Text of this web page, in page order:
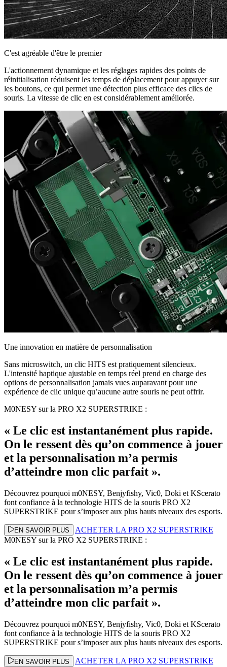
C'est agréable d'être le premier
L'actionnement dynamique et les réglages rapides des points de
réinitialisation réduisent les temps de déplacement pour appuyer sur
les boutons, ce qui permet une détection plus efficace des clics de
souris. La vitesse de clic en est considérablement améliorée.
Une innovation en matière de personnalisation
Sans microswitch, un clic HITS est pratiquement silencieux.
L'intensité haptique ajustable en temps réel prend en charge des
options de personnalisation jamais vues auparavant pour une
expérience de clic unique qu’aucune autre souris ne peut offrir.
M0NESY sur la PRO X2 SUPERSTRIKE :
« Le clic est instantanément plus rapide.
On le ressent dès qu’on commence à jouer
et la personnalisation m’a permis
d’atteindre mon clic parfait ».
Découvrez pourquoi m0NESY, Benjyfishy, Vic0, Doki et KScerato
font confiance à la technologie HITS de la souris PRO X2
SUPERSTRIKE pour s’imposer aux plus hauts niveaux des esports.
EN SAVOIR PLUS
ACHETER LA PRO X2 SUPERSTRIKE
M0NESY sur la PRO X2 SUPERSTRIKE :
« Le clic est instantanément plus rapide.
On le ressent dès qu’on commence à jouer
et la personnalisation m’a permis
d’atteindre mon clic parfait ».
Découvrez pourquoi m0NESY, Benjyfishy, Vic0, Doki et KScerato
font confiance à la technologie HITS de la souris PRO X2
SUPERSTRIKE pour s’imposer aux plus hauts niveaux des esports.
EN SAVOIR PLUS ACHETER LA PRO X2 SUPERSTRIKE